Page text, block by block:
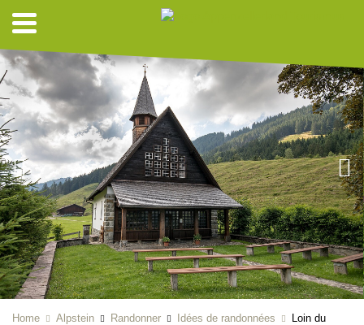
Home Alpstein Randonner Idées de randonnées
Loin du